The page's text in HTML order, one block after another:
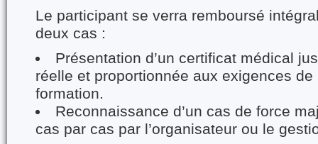
Le participant se verra remboursé
deux cas :
Présentation d’un certificat médical
réelle et proportionnée aux exigences de
formation.
Reconnaissance d’un cas de force
cas par cas par l’organisateur ou le